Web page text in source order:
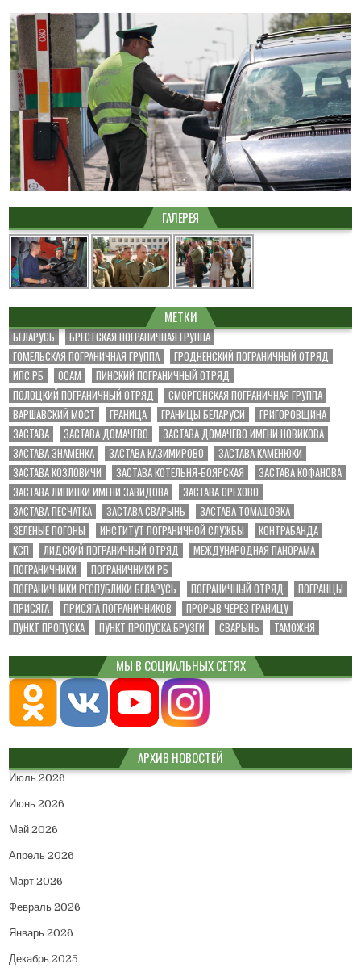
ГАЛЕРЕЯ
МЕТКИ
БЕЛАРУСЬ
БРЕСТСКАЯ ПОГРАНИЧНАЯ ГРУППА
ГОМЕЛЬСКАЯ ПОГРАНИЧНАЯ ГРУППА
ГРОДНЕНСКИЙ ПОГРАНИЧНЫЙ ОТРЯД
ИПС РБ
ОСАМ
ПИНСКИЙ ПОГРАНИЧНЫЙ ОТРЯД
ПОЛОЦКИЙ ПОГРАНИЧНЫЙ ОТРЯД
СМОРГОНСКАЯ ПОГРАНИЧНАЯ ГРУППА
ВАРШАВСКИЙ МОСТ
ГРАНИЦА ГРАНИЦЫ БЕЛАРУСИ
ГРИГОРОВЩИНА
ЗАСТАВА
ЗАСТАВА ДОМАЧЕВО
ЗАСТАВА ДОМАЧЕВО ИМЕНИ НОВИКОВА
ЗАСТАВА ЗНАМЕНКА
ЗАСТАВА КАЗИМИРОВО
ЗАСТАВА КАМЕНЮКИ
ЗАСТАВА КОЗЛОВИЧИ
ЗАСТАВА КОТЕЛЬНЯ-БОЯРСКАЯ
ЗАСТАВА КОФАНОВА
ЗАСТАВА ЛИПИНКИ ИМЕНИ ЗАВИДОВА
ЗАСТАВА ОРЕХОВО
ЗАСТАВА ПЕСЧАТКА
ЗАСТАВА СВАРЫНЬ
ЗАСТАВА ТОМАШОВКА
ЗЕЛЕНЫЕ ПОГОНЫ
ИНСТИТУТ ПОГРАНИЧНОЙ СЛУЖБЫ
КОНТРАБАНДА
КСП
ЛИДСКИЙ ПОГРАНИЧНЫЙ ОТРЯД
МЕЖДУНАРОДНАЯ ПАНОРАМА
ПОГРАНИЧНИКИ
ПОГРАНИЧНИКИ РБ
ПОГРАНИЧНИКИ РЕСПУБЛИКИ БЕЛАРУСЬ
ПОГРАНИЧНЫЙ ОТРЯД
ПОГРАНЦЫ
ПРИСЯГА
ПРИСЯГА ПОГРАНИЧНИКОВ
ПРОРЫВ ЧЕРЕЗ ГРАНИЦУ
ПУНКТ ПРОПУСКА
ПУНКТ ПРОПУСКА БРУЗГИ СВАРЫНЬ ТАМОЖНЯ
МЫ В СОЦИАЛЬНЫХ СЕТЯХ
АРХИВ НОВОСТЕЙ
Июль 2026
Июнь 2026
Май 2026
Апрель 2026
Март 2026
Февраль 2026
Январь 2026
Декабрь 2025